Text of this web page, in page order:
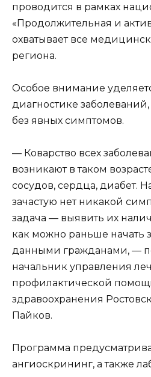
проводится в рамках
«Продолжительная и
охватывает все
региона.
Особое внимание
диагностике
без явных симптомов.
— Коварство всех
возникают в таком
сосудов, сердца, диабет.
зачастую нет никакой
задача — выявить их
как можно раньше начать
данными гражданами, —
начальник управления
профилактической
здравоохранения
Пайков.
Программа
ангиоскрининг, а также